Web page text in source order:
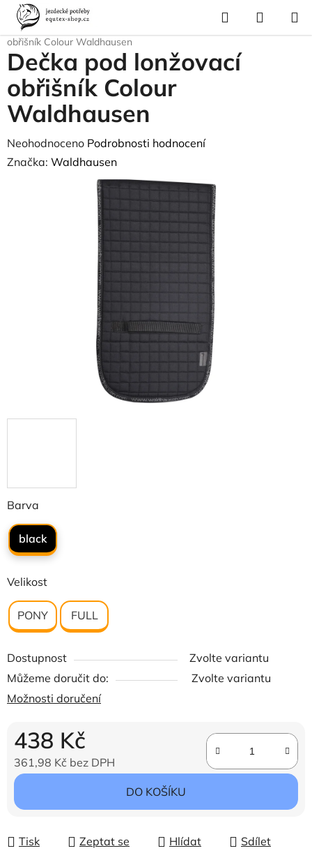
Přejít
obsah
Hledat
KOŠÍK
Domů
Pro koně
obřišník Colour Waldhausen
Barva
black
Velikost
PONY FULL
Dostupnost
Zvolte variantu
Můžeme doručit do:
Zvolte variantu
Možnosti doručení
438 Kč
361,98 Kč bez DPH
Měrná cena:
DO KOŠÍKU
Tisk Zeptat se Hlídat Sdílet
Dečka pod lonžovací
obřišník Colour
Waldhausen
Průměrné
hodnocení
Neohodnoceno Podrobnosti hodnocení
Značka: Waldhausen